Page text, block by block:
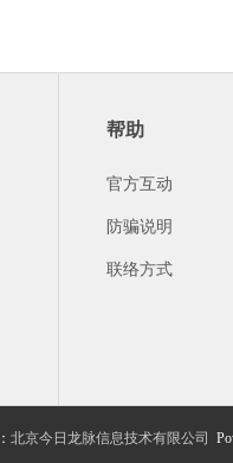
帮助
官方互动
防骗说明
联络方式
北京今日龙脉信息技术有限公司